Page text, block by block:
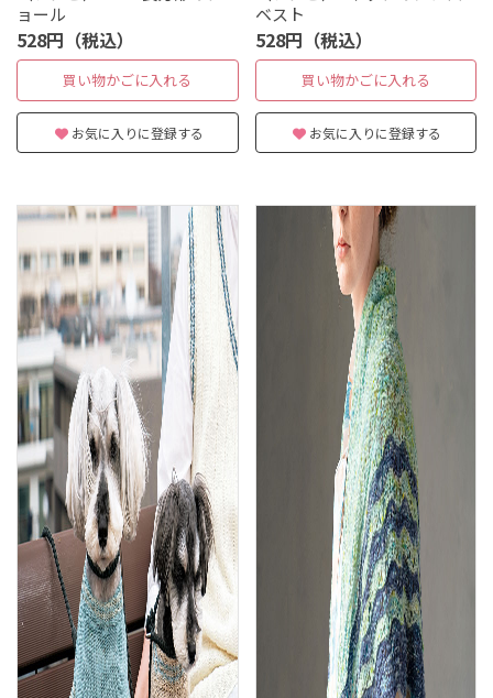
ョール
528円（税込）
買い物かごに入れる
お気に入りに登録する
ベスト
528円（税込）
買い物かごに入れる
お気に入りに登録する